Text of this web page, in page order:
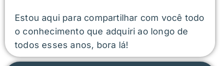
Estou aqui para compartilhar com você todo
o conhecimento que adquiri ao longo de
todos esses anos, bora lá!